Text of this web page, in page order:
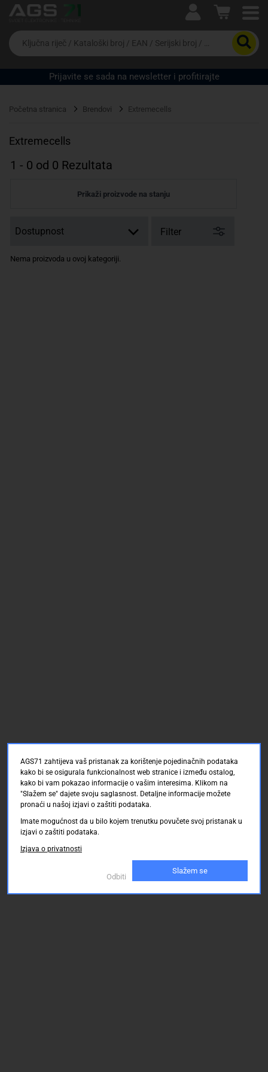
Ova postavka prilagođava asortiman proizvoda i
cijene vašim potrebama.
Da
biste
potražili
proizvod,
unesite
riječ,
EAN
serijski
Prijavite se sada na newsletter i profitirajte
Početna stranica Brendovi Extremecells
Extremecells
1 - 0 od 0 Rezultata
Prikaži proizvode na stanju
Filter
Nema proizvoda u ovoj kategoriji.
AGS71 zahtijeva vaš pristanak za korištenje pojedinačnih podataka
kako bi se osigurala funkcionalnost web stranice i između ostalog,
kako bi vam pokazao informacije o vašim interesima. Klikom na
"Slažem se" dajete svoju saglasnost. Detaljne informacije možete
pronaći u našoj izjavi o zaštiti podataka.
Imate mogućnost da u bilo kojem trenutku povučete svoj pristanak u
izjavi o zaštiti podataka.
Izjava o privatnosti
Odbiti
Slažem se